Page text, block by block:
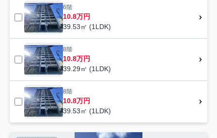
6階
10.8万円
39.53㎡ (1LDK)
8階
10.8万円
39.29㎡ (1LDK)
8階
10.8万円
39.53㎡ (1LDK)